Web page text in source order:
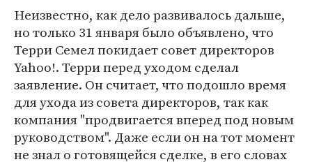
Неизвестно, как дело развивалось дальше,
но только 31 января было объявлено, что
Терри Семел покидает совет директоров
Yahoo!. Терри перед уходом сделал
заявление. Он считает, что подошло время
для ухода из совета директоров, так как
компания "продвигается вперед под новым
руководством". Даже если он на тот момент
не знал о готовящейся сделке, в его словах